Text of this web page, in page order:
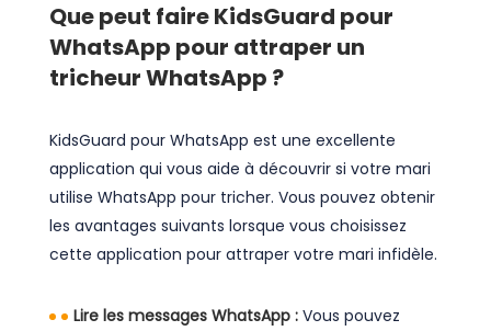
Que peut faire KidsGuard pour
WhatsApp pour attraper un
tricheur WhatsApp ?
KidsGuard pour WhatsApp est une excellente
application qui vous aide à découvrir si votre mari
utilise WhatsApp pour tricher. Vous pouvez obtenir
les avantages suivants lorsque vous choisissez
cette application pour attraper votre mari infidèle.
Lire les messages WhatsApp : Vous pouvez